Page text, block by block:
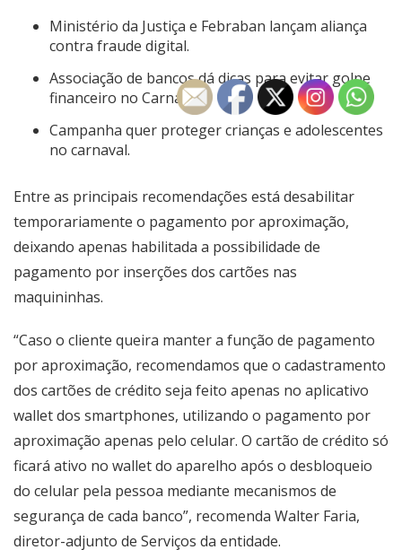
Ministério da Justiça e Febraban lançam aliança
contra fraude digital.
Associação de bancos dá dicas para evitar golpe
financeiro no Carnaval.
Campanha quer proteger crianças e adolescentes
no carnaval.
Entre as principais recomendações está desabilitar
temporariamente o pagamento por aproximação,
deixando apenas habilitada a possibilidade de
pagamento por inserções dos cartões nas
maquininhas.
“Caso o cliente queira manter a função de pagamento
por aproximação, recomendamos que o cadastramento
dos cartões de crédito seja feito apenas no aplicativo
wallet dos smartphones, utilizando o pagamento por
aproximação apenas pelo celular. O cartão de crédito só
ficará ativo no wallet do aparelho após o desbloqueio
do celular pela pessoa mediante mecanismos de
segurança de cada banco”, recomenda Walter Faria,
diretor-adjunto de Serviços da entidade.